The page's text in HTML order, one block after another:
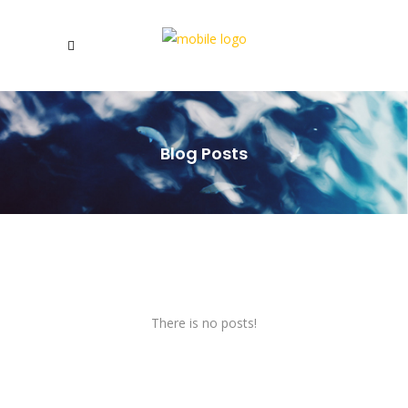
Blog Posts
There is no posts!